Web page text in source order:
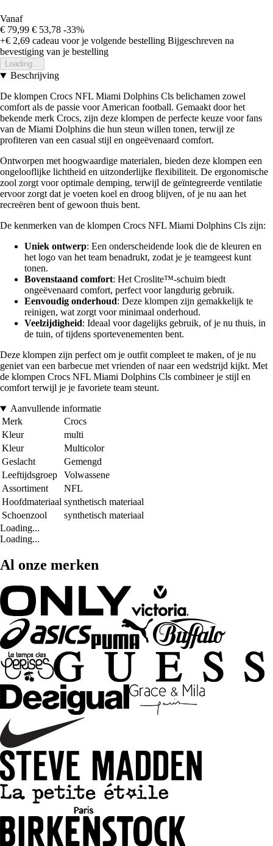
Vanaf
€ 79,99 € 53,78 -33%
+€ 2,69 cadeau voor je volgende bestelling Bijgeschreven na
bevestiging van je bestelling
Loading...
Beschrijving
De klompen Crocs NFL Miami Dolphins Cls belichamen zowel
comfort als de passie voor American football. Gemaakt door het
bekende merk Crocs, zijn deze klompen de perfecte keuze voor fans
van de Miami Dolphins die hun steun willen tonen, terwijl ze
profiteren van een casual stijl en ongeëvenaard comfort.
Ontworpen met hoogwaardige materialen, bieden deze klompen een
ongelooflijke lichtheid en uitzonderlijke flexibiliteit. De ergonomische
zool zorgt voor optimale demping, terwijl de geïntegreerde ventilatie
ervoor zorgt dat je voeten koel en droog blijven, of je nu aan het
recreëren bent of gewoon thuis bent.
De kenmerken van de klompen Crocs NFL Miami Dolphins Cls zijn:
Uniek ontwerp: Een onderscheidende look die de kleuren en
het logo van het team benadrukt, zodat je je teamgeest kunt
tonen.
Bovenstaand comfort: Het Croslite™-schuim biedt
ongeëvenaard comfort, perfect voor langdurig gebruik.
Eenvoudig onderhoud: Deze klompen zijn gemakkelijk te
reinigen, wat zorgt voor minimaal onderhoud.
Veelzijdigheid: Ideaal voor dagelijks gebruik, of je nu thuis, in
de tuin, of tijdens sportevenementen bent.
Deze klompen zijn perfect om je outfit compleet te maken, of je nu
geniet van een barbecue met vrienden of naar een wedstrijd kijkt. Met
de klompen Crocs NFL Miami Dolphins Cls combineer je stijl en
comfort terwijl je je favoriete team steunt.
Aanvullende informatie
Merk
Crocs
Kleur
multi
Kleur
Multicolor
Geslacht
Gemengd
Leeftijdsgroep
Volwassene
Assortiment
NFL
Hoofdmateriaal synthetisch materiaal
Schoenzool
synthetisch materiaal
Loading...
Loading...
Al onze merken